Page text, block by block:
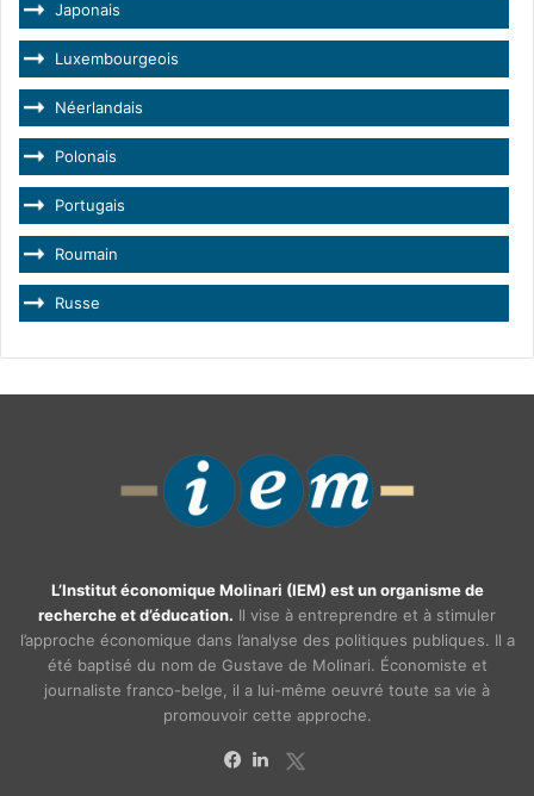
Japonais
Luxembourgeois
Néerlandais
Polonais
Portugais
Roumain
Russe
L’Institut économique Molinari (IEM) est un organisme de
recherche et d’éducation. Il vise à entreprendre et à stimuler
l’approche économique dans l’analyse des politiques publiques. Il a
été baptisé du nom de Gustave de Molinari. Économiste et
journaliste franco-belge, il a lui-même oeuvré toute sa vie à
promouvoir cette approche.